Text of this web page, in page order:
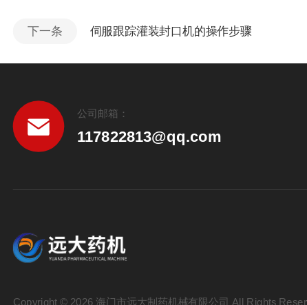
下一条 伺服跟踪灌装封口机的操作步骤
公司邮箱：
117822813@qq.com
Copyright © 2026 海门市远大制药机械有限公司 All Rights